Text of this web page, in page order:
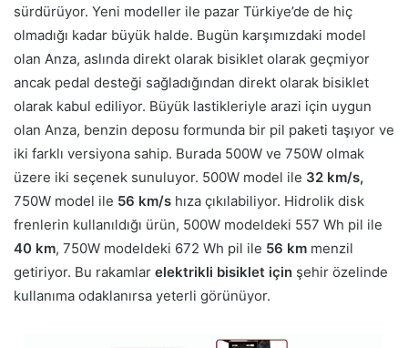
sürdürüyor. Yeni modeller ile pazar Türkiye’de de hiç
olmadığı kadar büyük halde. Bugün karşımızdaki model
olan Anza, aslında direkt olarak bisiklet olarak geçmiyor
ancak pedal desteği sağladığından direkt olarak bisiklet
olarak kabul ediliyor. Büyük lastikleriyle arazi için uygun
olan Anza, benzin deposu formunda bir pil paketi taşıyor ve
iki farklı versiyona sahip. Burada 500W ve 750W olmak
üzere iki seçenek sunuluyor. 500W model ile 32 km/s,
750W model ile 56 km/s hıza çıkılabiliyor. Hidrolik disk
frenlerin kullanıldığı ürün, 500W modeldeki 557 Wh pil ile
40 km, 750W modeldeki 672 Wh pil ile 56 km menzil
getiriyor. Bu rakamlar elektrikli bisiklet için şehir özelinde
kullanıma odaklanırsa yeterli görünüyor.